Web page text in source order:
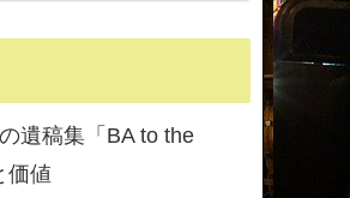
遺稿集「BA to the
価値